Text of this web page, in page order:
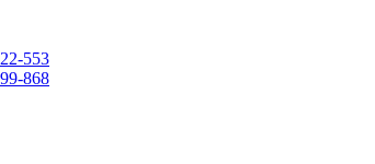
553
868